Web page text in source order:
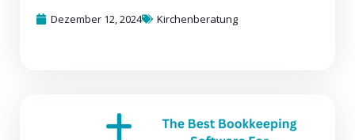
Dezember 12, 2024
Kirchenberatung